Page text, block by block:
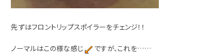
先ずはフロントリップスポイラーをチェンジ！！
ノーマルはこの様な感じ ですが、これを……